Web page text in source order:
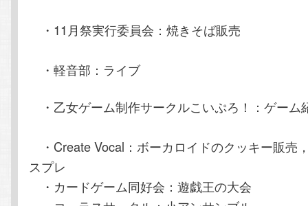
・11月祭実行委員会：焼きそば販売
・軽音部：ライブ
・乙女ゲーム制作サークルこいぷろ！：ゲーム
・Create Vocal：ボーカロイドのクッキー販売
スプレ
・カードゲーム同好会：遊戯王の大会